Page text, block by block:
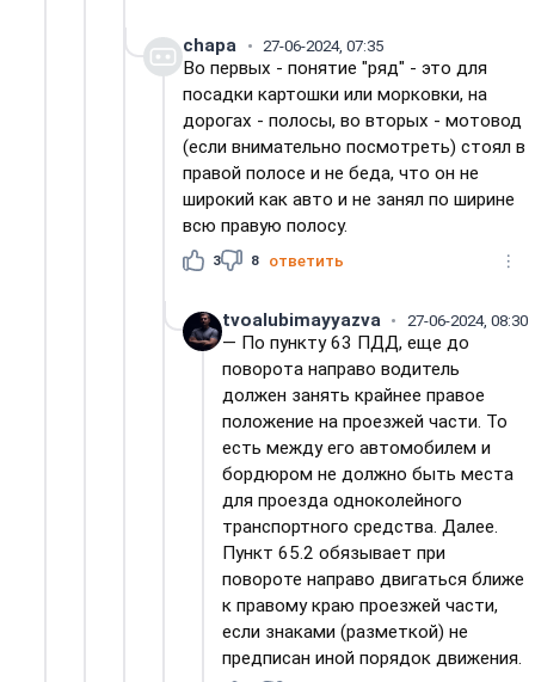
chapa 27-06-2024, 07:35
Во первых - понятие "ряд" - это для
посадки картошки или морковки, на
дорогах - полосы, во вторых - мотовод
(если внимательно посмотреть) стоял в
правой полосе и не беда, что он не
широкий как авто и не занял по ширине
всю правую полосу.
3 8 ответить
tvoalubimayyazva 27-06-2024, 08:30
— По пункту 63 ПДД, еще до
поворота направо водитель
должен занять крайнее правое
положение на проезжей части. То
есть между его автомобилем и
бордюром не должно быть места
для проезда одноколейного
транспортного средства. Далее.
Пункт 65.2 обязывает при
повороте направо двигаться ближе
к правому краю проезжей части,
если знаками (разметкой) не
предписан иной порядок движения.